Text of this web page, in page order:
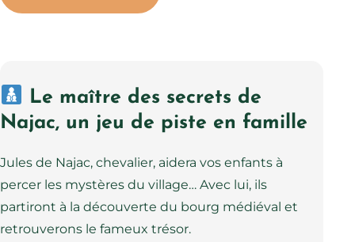
Le maître des secrets de
Najac, un jeu de piste en famille
Jules de Najac, chevalier, aidera vos enfants à
percer les mystères du village… Avec lui, ils
partiront à la découverte du bourg médiéval et
retrouverons le fameux trésor.